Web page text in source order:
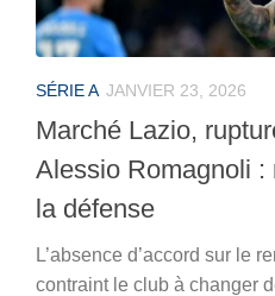
SÉRIE A JANVIER 23, 2026
Marché Lazio,
Alessio Romagnoli :
la défense
L’absence d’accord sur le
contraint le club à changer